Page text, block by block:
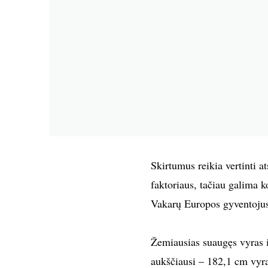
Skirtumus reikia vertinti
faktoriaus, tačiau galima
Vakarų Europos
Žemiausias suaugęs
aukščiausi – 182,1 cm